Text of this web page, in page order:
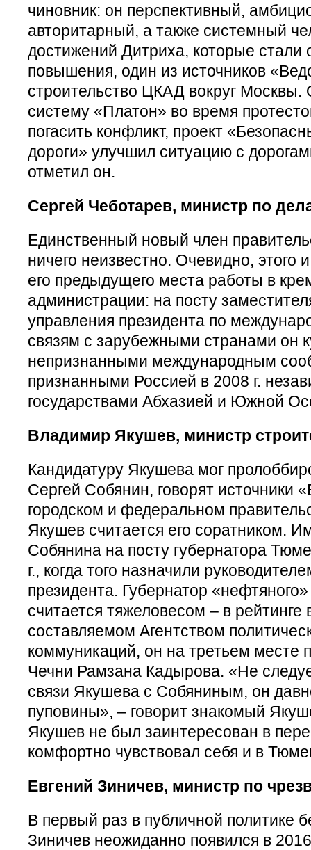
чиновник: он перспективный,
авторитарный, а также системный
достижений Дитриха, которые стали
повышения, один из источников
строительство ЦКАД вокруг Москвы.
систему «Платон» во время
погасить конфликт, проект
дороги» улучшил ситуацию с
отметил он.
Сергей Чеботарев, министр по
Единственный новый член
ничего неизвестно. Очевидно, этого
его предыдущего места работы в
администрации: на посту
управления президента по
связям с зарубежными странами он
непризнанными международным
признанными Россией в 2008 г.
государствами Абхазией и Южной
Владимир Якушев, министр
Кандидатуру Якушева мог
Сергей Собянин, говорят источники
городском и федеральном
Якушев считается его соратником.
Собянина на посту губернатора
г., когда того назначили
президента. Губернатор
считается тяжеловесом – в рейтинге
составляемом Агентством
коммуникаций, он на третьем месте
Чечни Рамзана Кадырова. «Не
связи Якушева с Собяниным, он
пуповины», – говорит знакомый
Якушев не был заинтересован в
комфортно чувствовал себя и в
Евгений Зиничев, министр по
В первый раз в публичной политике
Зиничев неожиданно появился в